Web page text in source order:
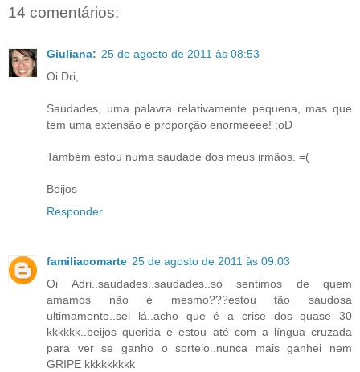
14 comentários:
Giuliana: 25 de agosto de 2011 às 08:53
Oi Dri,
Saudades, uma palavra relativamente pequena, mas que
tem uma extensão e proporção enormeeee! ;oD
Também estou numa saudade dos meus irmãos. =(
Beijos
Responder
familiacomarte 25 de agosto de 2011 às 09:03
Oi Adri..saudades..saudades..só sentimos de quem
amamos não é mesmo???estou tão saudosa
ultimamente..sei lá..acho que é a crise dos quase 30
kkkkkk..beijos querida e estou até com a língua cruzada
para ver se ganho o sorteio..nunca mais ganhei nem
GRIPE kkkkkkkkk